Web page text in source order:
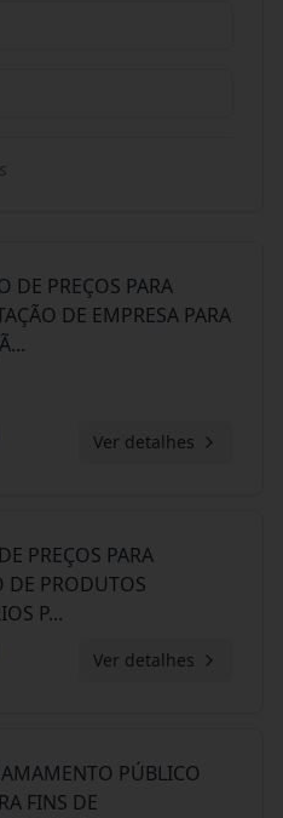
s
DE PREÇOS PARA
DE EMPRESA PARA
...
Ver detalhes
PREÇOS PARA
DE PRODUTOS
P...
Ver detalhes
PÚBLICO
FINS DE